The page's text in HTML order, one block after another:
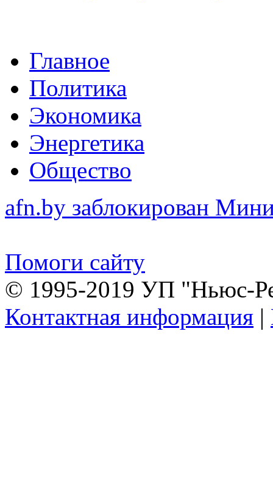
Главное
Политика
Экономика
Энергетика
Общество
afn.by заблокирован
Помоги сайту
© 1995-2019 УП "Ньюс-
Контактная информация |